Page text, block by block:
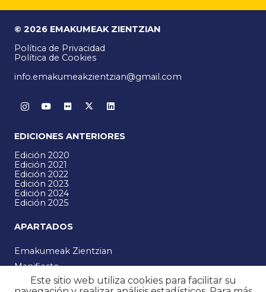
© 2026 EMAKUMEAK ZIENTZIAN
Política de Privacidad
Política de Cookies
info.emakumeakzientzian@gmail.com
EDICIONES ANTERIORES
Edición 2020
Edición 2021
Edición 2022
Edición 2023
Edición 2024
Edición 2025
APARTADOS
Emakumeak Zientzian
Manifiesto
Noticias
Este sitio web utiliza cookies para facilitar su